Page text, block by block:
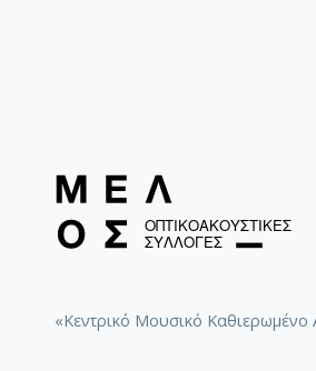
«Κεντρικό Μουσικό